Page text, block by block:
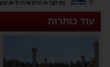
עוד כותרות